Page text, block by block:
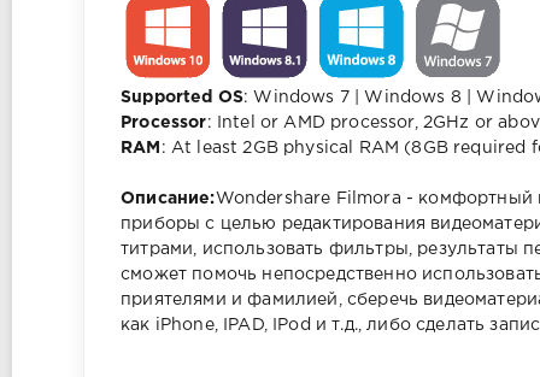
Supported OS: Windows 7 | Windows 8 |
Processor: Intel or AMD processor, 2GHz or
RAM : At least 2GB physical RAM (8GB required
Описание:Wondershare Filmora - комфортный
приборы с целью редактирования
титрами, использовать фильтры, результаты
сможет помочь непосредственно
приятелями и фамилией, сберечь
как iPhone, IPAD, IPod и т.д., либо сделать